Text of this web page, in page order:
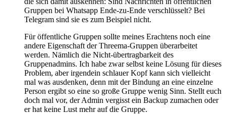
Gruppen bei Whatsapp Ende-zu-Ende verschlüsselt? Bei
Telegram sind sie es zum Beispiel nicht.
Für öffentliche Gruppen sollte meines Erachtens noch eine
andere Eigenschaft der Threema-Gruppen überarbeitet
werden. Nämlich die Nicht-übertragbarkeit des
Gruppenadmins. Ich habe zwar selbst keine Lösung für dieses
Problem, aber irgendein schlauer Kopf kann sich vielleicht
mal was ausdenken, denn mit der Bindung an eine einzelne
Person ergibt so eine so große Gruppe wenig Sinn. Stellt euch
doch mal vor, der Admin vergisst ein Backup zumachen oder
er hat keine Lust mehr auf die Gruppe.